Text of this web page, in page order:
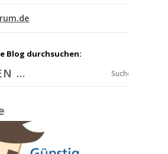
Blog durchsuchen:
Suchen